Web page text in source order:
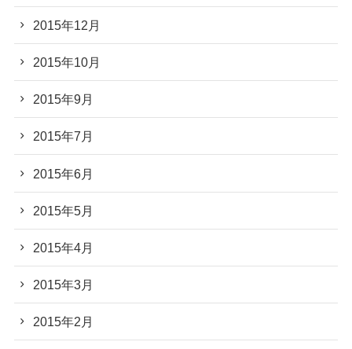
2015年12月
2015年10月
2015年9月
2015年7月
2015年6月
2015年5月
2015年4月
2015年3月
2015年2月